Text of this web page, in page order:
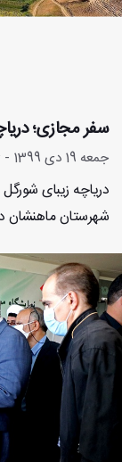
سفر مجازی؛
جمعه 19 دی 1399 - 18:44:56
دریاچه زیبای
شهرستان ماهنشان